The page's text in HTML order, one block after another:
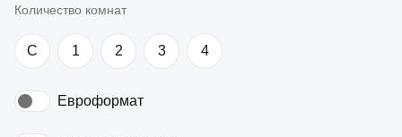
Количество комнат
C 1 2 3 4
Евроформат